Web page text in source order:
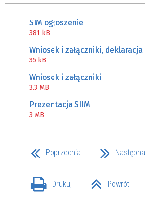
SIM ogłoszenie
381 kB
Wniosek i załączniki, deklaracja
35 kB
Wniosek i załączniki
3.3 MB
Prezentacja SIIM
3 MB
Poprzednia Następna
Drukuj Powrót